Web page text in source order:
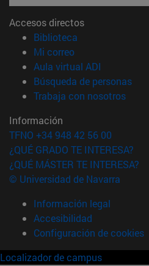
Accesos directos
Biblioteca
Mi correo(abre en nueva
Aula virtual ADI
Búsqueda de personas
Trabaja con nosotros
Información
TFNO +34 948 42 56 00
¿QUÉ GRADO TE INTERESA?
¿QUÉ MÁSTER TE INTERESA?
© Universidad de Navarra
Información legal
Accesibilidad
Configuración de cookies
Localizador de campus